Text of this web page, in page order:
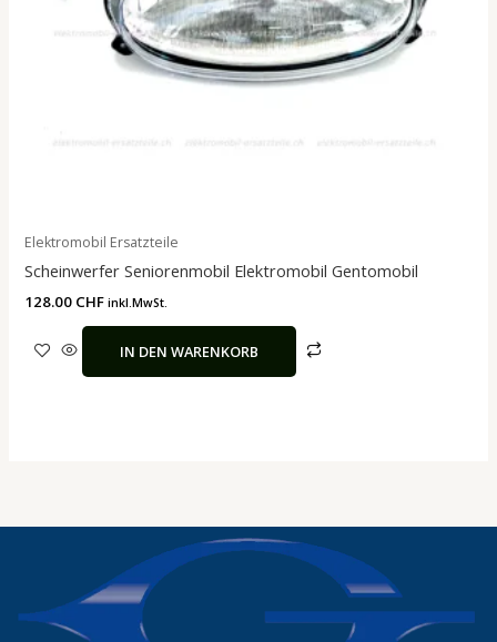
Elektromobil Ersatzteile
Scheinwerfer Seniorenmobil Elektromobil Gentomobil
128.00 CHF inkl.MwSt.
IN DEN WARENKORB